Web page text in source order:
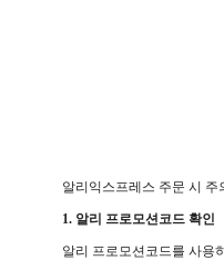
알리익스프레스 주문 시
1. 알리 프로모션코드 확인
알리 프로모션코드를 사용